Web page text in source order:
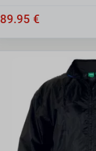
89.95 €